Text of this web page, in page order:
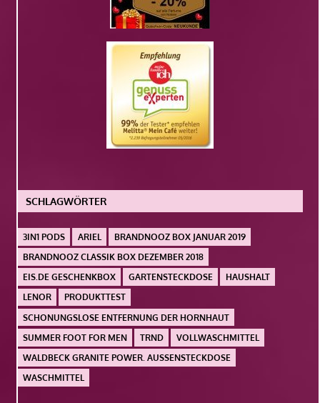
SCHLAGWÖRTER
3IN1 PODS ARIEL
BRANDNOOZ BOX JANUAR 2019
BRANDNOOZ CLASSIK BOX DEZEMBER 2018
EIS.DE GESCHENKBOX
GARTENSTECKDOSE
HAUSHALT
LENOR
PRODUKTTEST
SCHONUNGSLOSE ENTFERNUNG DER HORNHAUT
SUMMER FOOT FOR MEN
TRND
VOLLWASCHMITTEL
WALDBECK GRANITE POWER. AUSSENSTECKDOSE
WASCHMITTEL